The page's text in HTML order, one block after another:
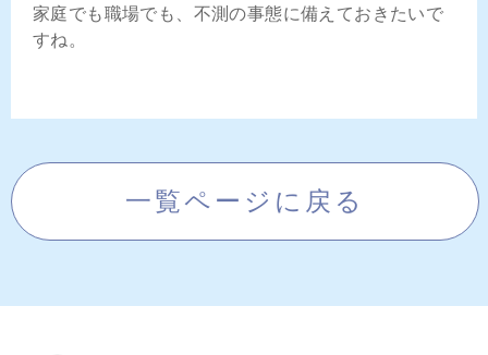
家庭でも職場でも、不測の事態に備えておきたいで
すね。
一覧ページに戻る